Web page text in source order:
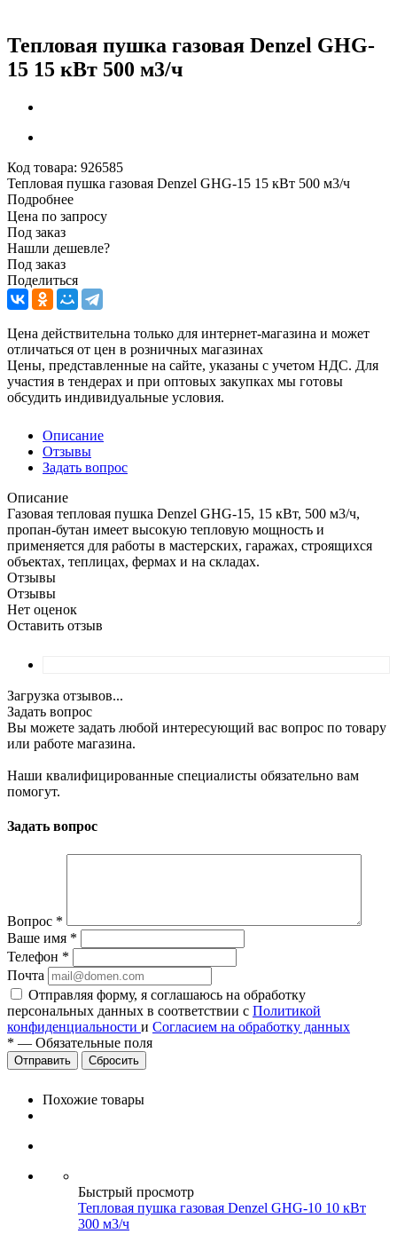
Тепловая пушка газовая Denzel GHG-
15 15 кВт 500 м3/ч
Код товара: 926585
Тепловая пушка газовая Denzel GHG-15 15 кВт 500 м3/ч
Подробнее
Цена по запросу
Под заказ
Нашли дешевле?
Под заказ
Поделиться
Цена действительна только для интернет-магазина и может
отличаться от цен в розничных магазинах
Цены, представленные на сайте, указаны с учетом НДС. Для
участия в тендерах и при оптовых закупках мы готовы
обсудить индивидуальные условия.
Описание
Отзывы
Задать вопрос
Описание
Газовая тепловая пушка Denzel GHG-15, 15 кВт, 500 м3/ч,
пропан-бутан имеет высокую тепловую мощность и
применяется для работы в мастерских, гаражах, строящихся
объектах, теплицах, фермах и на складах.
Отзывы
Отзывы
Нет оценок
Оставить отзыв
Загрузка отзывов...
Задать вопрос
Вы можете задать любой интересующий вас вопрос по товару
или работе магазина.
Наши квалифицированные специалисты обязательно вам
помогут.
Задать вопрос
Вопрос *
Ваше имя *
Телефон *
Почта
Отправляя форму, я соглашаюсь на обработку
персональных данных в соответствии с Политикой
конфиденциальности и Согласием на обработку данных
* — Обязательные поля
Сбросить
Похожие товары
Быстрый просмотр
Тепловая пушка газовая Denzel GHG-10 10 кВт
300 м3/ч